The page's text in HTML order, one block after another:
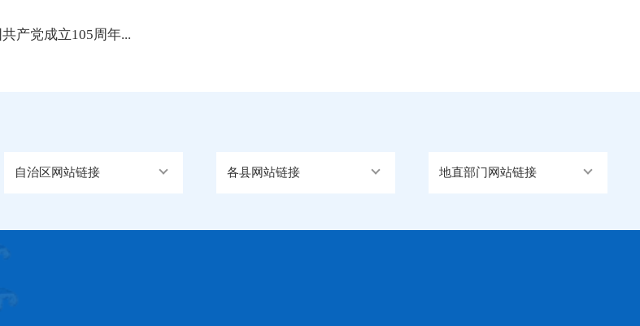
产党成立105周年...
自治区网站链接 各县网站链接 地直部门网站链接